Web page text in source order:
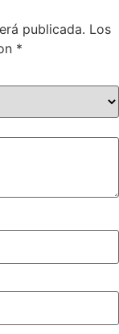
publicada. Los
*